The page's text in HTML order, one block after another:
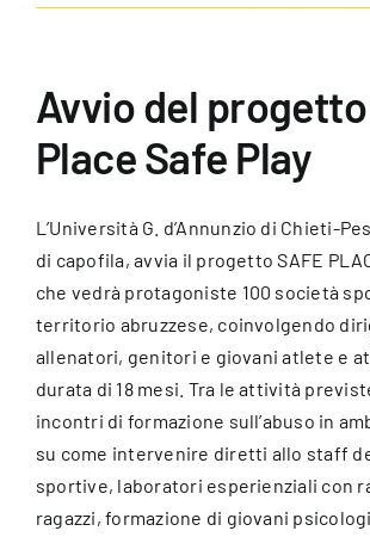
Materiali
Per Staff
Per Atleti
Per Genitori
Avvio del
Place Safe Play
L’Università G. d’Annunzio di Chieti-
di capofila, avvia il progetto SAFE
che vedrà protagoniste 100 società
territorio abruzzese, coinvolgendo
allenatori, genitori e giovani atlete e
durata di 18 mesi. Tra le attività
incontri di formazione sull’abuso in
su come intervenire diretti allo staff
sportive, laboratori esperienziali con
ragazzi, formazione di giovani